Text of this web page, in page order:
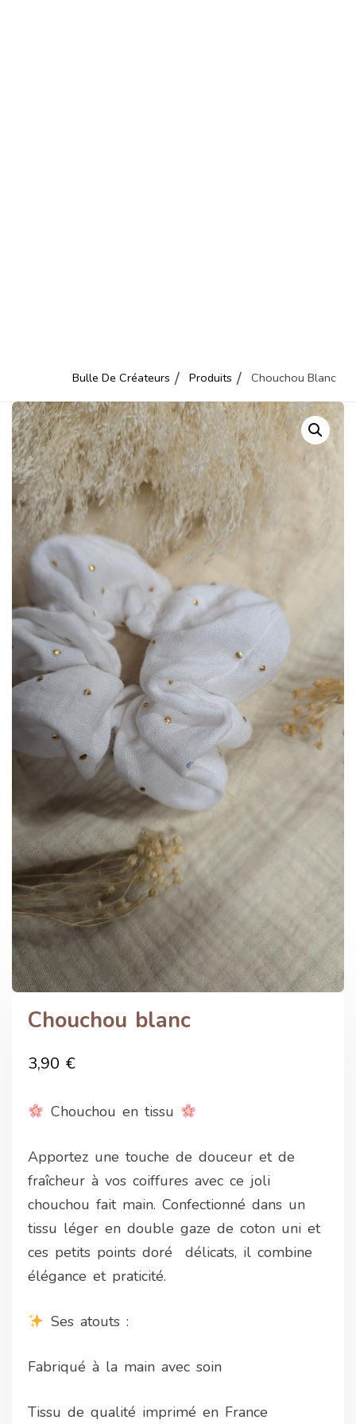
Bulle De Créateurs Produits Chouchou Blanc
Chouchou blanc
3,90 €
Chouchou en tissu
Apportez une touche de douceur et de
fraîcheur à vos coiffures avec ce joli
chouchou fait main. Confectionné dans un
tissu léger en double gaze de coton uni et
ces petits points doré délicats, il combine
élégance et praticité.
Ses atouts :
Fabriqué à la main avec soin
Tissu de qualité imprimé en France